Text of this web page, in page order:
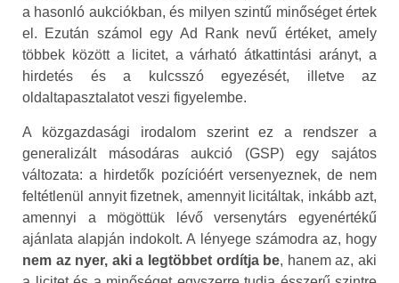
a hasonló aukciókban, és milyen szintű minőséget értek
el. Ezután számol egy Ad Rank nevű értéket, amely
többek között a licitet, a várható átkattintási arányt, a
hirdetés és a kulcsszó egyezését, illetve az
oldaltapasztalatot veszi figyelembe.
A közgazdasági irodalom szerint ez a rendszer a
generalizált másodáras aukció (GSP) egy sajátos
változata: a hirdetők pozícióért versenyeznek, de nem
feltétlenül annyit fizetnek, amennyit licitáltak, inkább azt,
amennyi a mögöttük lévő versenytárs egyenértékű
ajánlata alapján indokolt. A lényege számodra az, hogy
nem az nyer, aki a legtöbbet ordítja be, hanem az, aki